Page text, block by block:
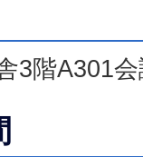
3階A301